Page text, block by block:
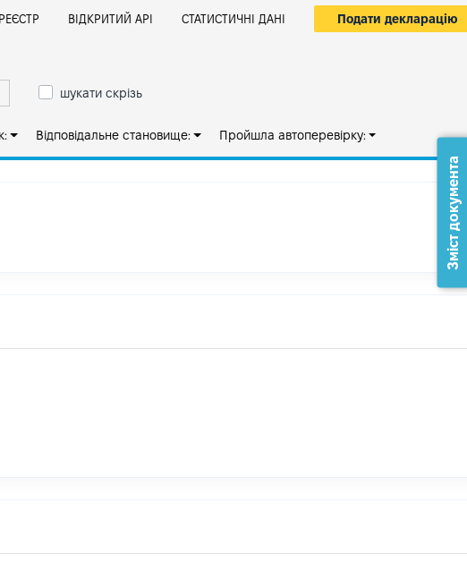
ВІДКРИТИЙ АРІ СТАТИСТИЧНІ ДАНІ Подати декларацію
шукати скрізь
Відповідальне становище: Пройшла автоперевірку:
Зміст документа